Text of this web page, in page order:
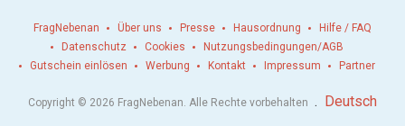
FragNebenan Über uns Presse Hausordnung
Hilfe / FAQ
Datenschutz
Cookies
Nutzungsbedingungen/AGB
Gutschein einlösen
Werbung Kontakt Impressum Partner
Copyright © 2026 FragNebenan. Alle Rechte vorbehalten . Deutsch